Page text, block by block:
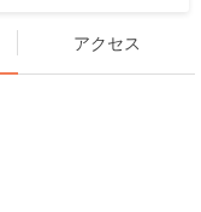
アクセス